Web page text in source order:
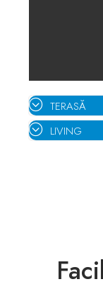
TERASĂ
LIVING